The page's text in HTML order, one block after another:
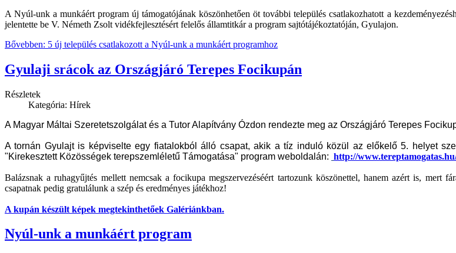
A Nyúl-unk a munkáért program új támogatójának köszönhetően öt további település csatlakozhatott a
jelentette be V. Németh Zsolt vidékfejlesztésért felelős államtitkár a program sajtótájékoztatóján, Gyulajon.
Bővebben: 5 új település csatlakozott a Nyúl-unk a munkáért programhoz
Gyulaji srácok az Országjáró Terepes Focikupán
Részletek
Kategória: Hírek
A Magyar Máltai Szeretetszolgálat és a Tutor Alapítvány Ózdon rendezte meg az Országjáró Terepes
A tornán Gyulajt is képviselte egy fiatalokból álló csapat, akik a tíz induló közül az előkelő 5. helyet
"Kirekesztett Közösségek terepszemléletű Támogatása" program weboldalán: http://
Balázsnak a ruhagyűjtés mellett nemcsak a focikupa megszervezéséért tartozunk köszönettel, hanem azért is, mert
csapatnak pedig gratulálunk a szép és eredményes játékhoz!
A kupán készült képek megtekinthetőek Galériánkban.
Nyúl-unk a munkáért program